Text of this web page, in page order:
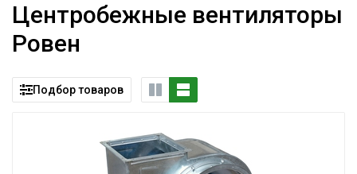
Центробежные вентиляторы
Ровен
Подбор товаров